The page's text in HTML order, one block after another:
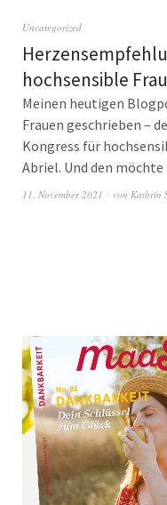
Uncategorized
hochsensible
Meinen heutigen
Frauen geschrieben –
Kongress für
Abriel. Und den
11. November 2021 von Kathrin